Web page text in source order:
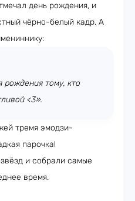
день рождения, и
чёрно-белый кадр. А
рождения тому, кто
<3».
тремя эмодзи-
парочка!
и собрали самые
время.